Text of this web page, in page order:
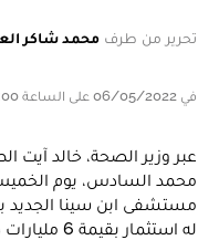
تحرير من طرف محمد شاكر
في 06/05/2022 على الساعة 20:00
عبر وزير الصحة، خالد
مستشفى ابن سينا
له استثمار بقيمة 6 مليارات دراهم.